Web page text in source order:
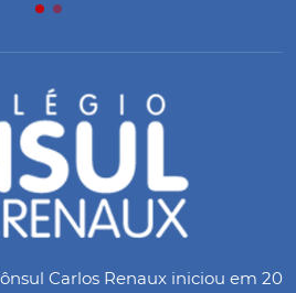
Carlos Renaux iniciou em 20